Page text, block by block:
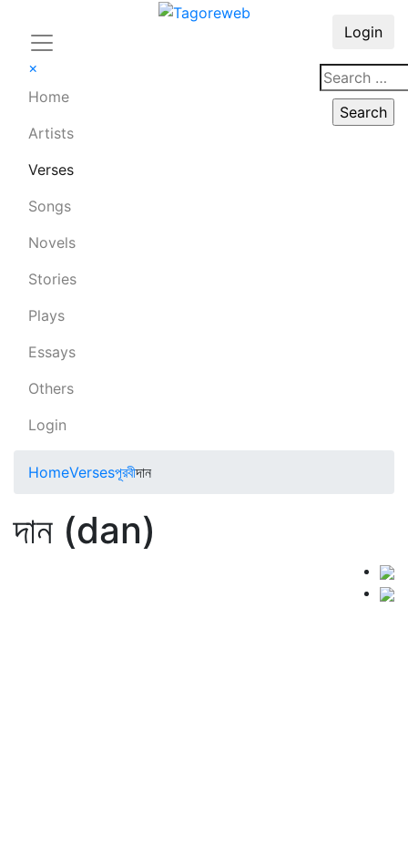
×
Home
Artists
Verses
Songs
Novels
Stories
Plays
Essays
Others
Login
Login
HomeVersesপূরবীদান
দান (dan)